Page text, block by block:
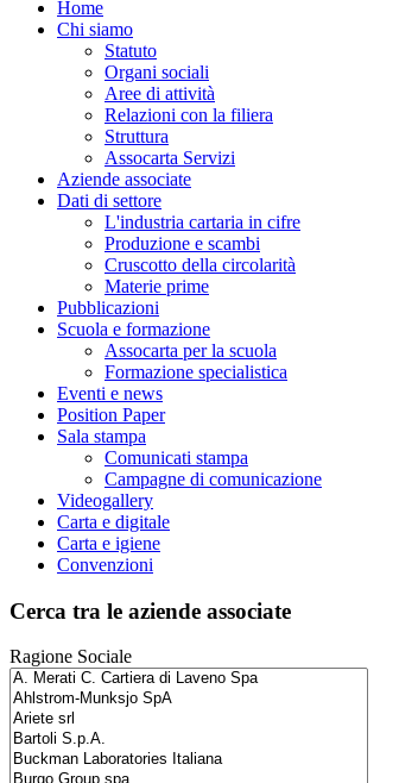
Home
Chi siamo
Statuto
Organi sociali
Aree di attività
Relazioni con la filiera
Struttura
Assocarta Servizi
Aziende associate
Dati di settore
L'industria cartaria in cifre
Produzione e scambi
Cruscotto della circolarità
Materie prime
Pubblicazioni
Scuola e formazione
Assocarta per la scuola
Formazione specialistica
Eventi e news
Position Paper
Sala stampa
Comunicati stampa
Campagne di comunicazione
Videogallery
Carta e digitale
Carta e igiene
Convenzioni
Cerca tra le aziende associate
Ragione Sociale